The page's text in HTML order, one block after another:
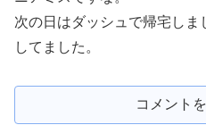
次の日はダッシュで帰宅し
してました。
コメント